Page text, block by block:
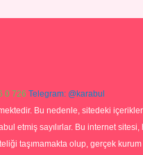
0 726 Telegram: @karabul
Bu nedenle, sitedeki
etmiş sayılırlar. Bu internet
taşımamakta olup, gerçek